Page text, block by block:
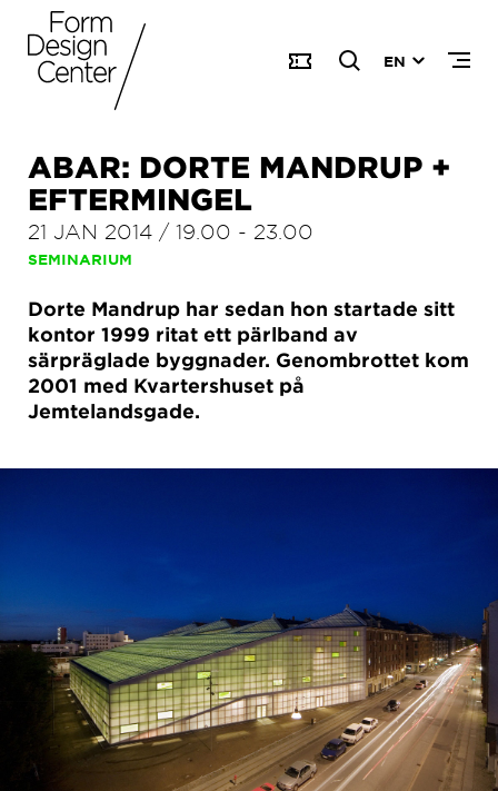
EN
ABAR: DORTE MANDRUP +
EFTERMINGEL
21 JAN 2014 / 19.00 - 23.00
SEMINARIUM
Dorte Mandrup har sedan hon startade sitt
kontor 1999 ritat ett pärlband av
särpräglade byggnader. Genombrottet kom
2001 med Kvartershuset på
Jemtelandsgade.